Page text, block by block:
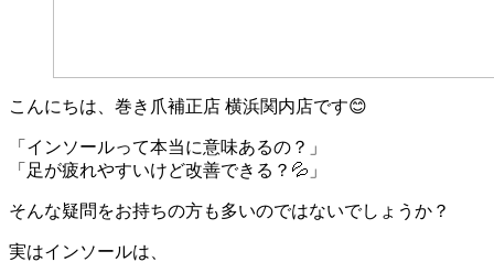
こんにちは、巻き爪補正店 横浜関内店です😊
「インソールって本当に意味あるの？」
「足が疲れやすいけど改善できる？💦」
そんな疑問をお持ちの方も多いのではないでしょうか？
実はインソールは、